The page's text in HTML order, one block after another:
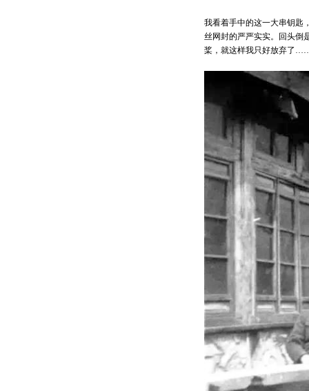
我看着手中的这一大串钥匙
丝网封的严严实实。回头倒
桨，就这样我只好放弃了